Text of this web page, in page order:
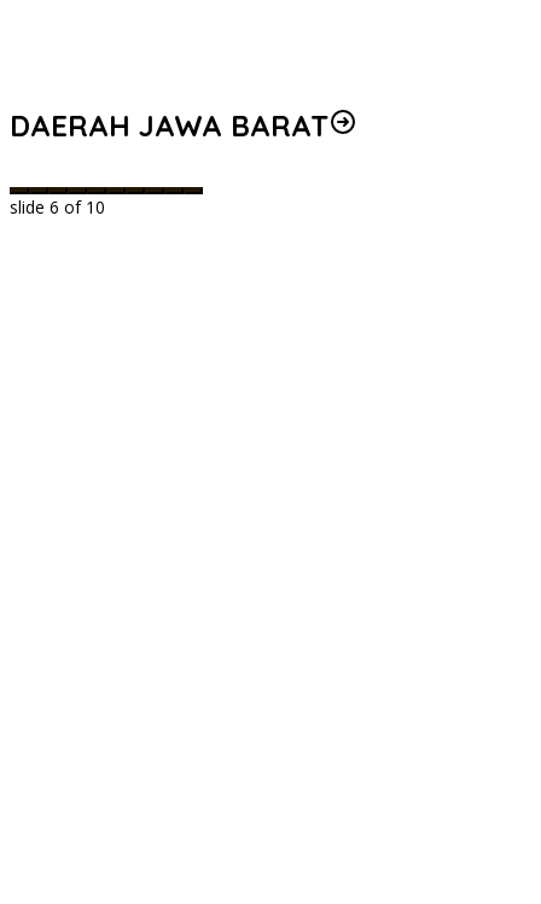
DAERAH JAWA BARAT
slide 6 of 10